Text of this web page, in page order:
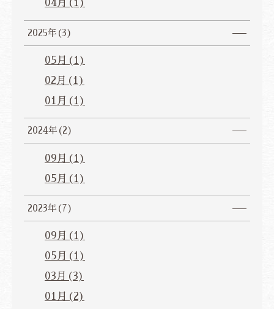
04月(1)
2025年(3)
05月(1)
02月(1)
01月(1)
2024年(2)
09月(1)
05月(1)
2023年(7)
09月(1)
05月(1)
03月(3)
01月(2)